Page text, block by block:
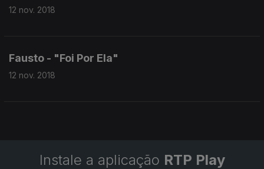
12 nov. 2018
Fausto - "Foi Por Ela"
12 nov. 2018
Instale a aplicação RTP Play